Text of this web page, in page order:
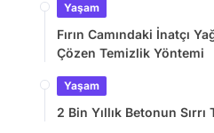
Yaşam
Fırın Camındaki İnatçı
Çözen Temizlik Yöntemi
Yaşam
2 Bin Yıllık Betonun Sırrı